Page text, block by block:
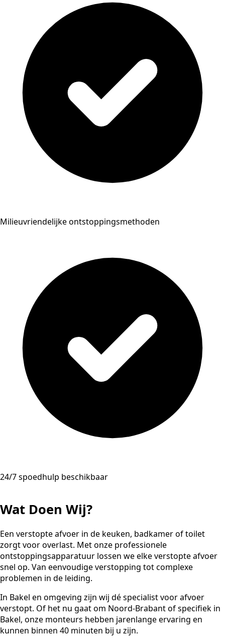
Milieuvriendelijke ontstoppingsmethoden
24/7 spoedhulp beschikbaar
Wat Doen Wij?
Een verstopte afvoer in de keuken, badkamer of toilet
zorgt voor overlast. Met onze professionele
ontstoppingsapparatuur lossen we elke verstopte afvoer
snel op. Van eenvoudige verstopping tot complexe
problemen in de leiding.
In Bakel en omgeving zijn wij dé specialist voor afvoer
verstopt. Of het nu gaat om Noord-Brabant of specifiek in
Bakel, onze monteurs hebben jarenlange ervaring en
kunnen binnen 40 minuten bij u zijn.